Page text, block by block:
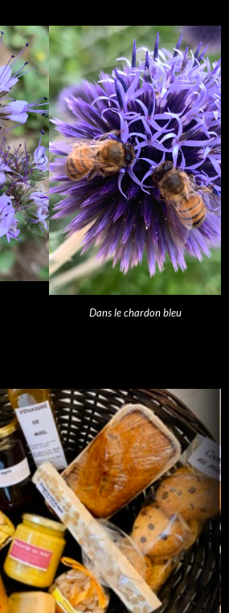
Dans le chardon bleu